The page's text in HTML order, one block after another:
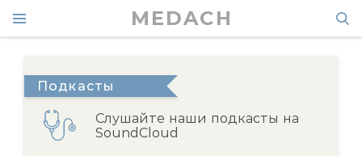
MEDACH
Подкасты
Слушайте наши подкасты на
SoundCloud